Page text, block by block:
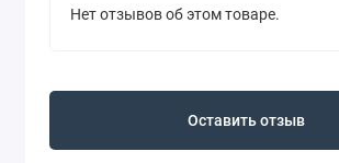
Нет отзывов об этом товаре.
Оставить отзыв